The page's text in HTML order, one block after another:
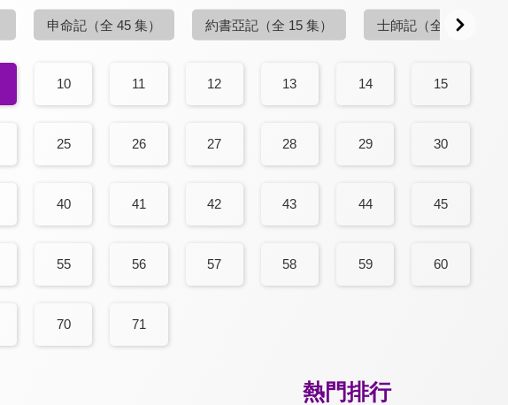
全 31 集 全 25 集 全 25 集
申命記 （全 45 集） 約書亞記 （全 15 集） 士師記 （全 25 集）
10 11 12 13 14 15
25 26 27 28 29 30
40 41 42 43 44 45
55 56 57 58 59 60
70 71
熱門排行